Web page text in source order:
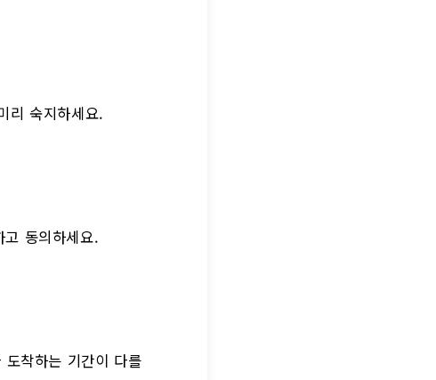
리 숙지하세요.
동의하세요.
착하는 기간이 다를